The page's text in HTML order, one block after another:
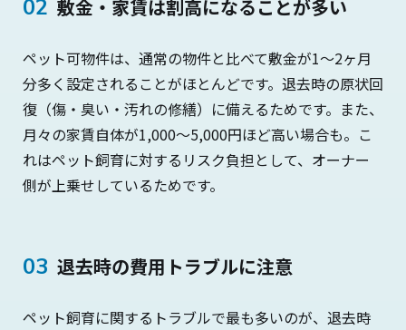
敷金・家賃は割高になることが多い
ペット可物件は、通常の物件と比べて敷金が1〜2ヶ月
分多く設定されることがほとんどです。退去時の原状回
復（傷・臭い・汚れの修繕）に備えるためです。また、
月々の家賃自体が1,000〜5,000円ほど高い場合も。こ
れはペット飼育に対するリスク負担として、オーナー
側が上乗せしているためです。
退去時の費用トラブルに注意
ペット飼育に関するトラブルで最も多いのが、退去時